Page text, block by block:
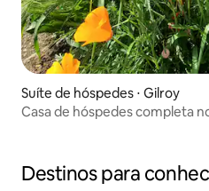
Suíte de hóspedes ⋅ Gilroy
Casa de hóspedes completa
Destinos para